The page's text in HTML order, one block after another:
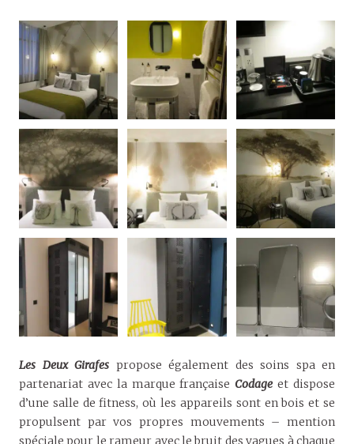
Les Deux Girafes propose également des soins spa en
partenariat avec la marque française Codage et dispose
d’une salle de fitness, où les appareils sont en bois et se
propulsent par vos propres mouvements – mention
spéciale pour le rameur avec le bruit des vagues à chaque